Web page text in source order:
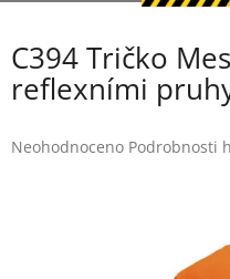
C394 Tričko
reflexními
Průměrné
Neohodnoceno Podrobnosti